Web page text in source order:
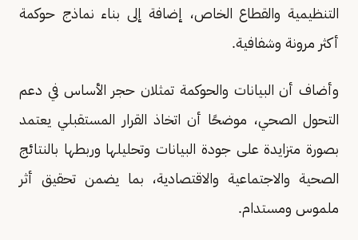
التنظيمية والقطاع الخاص، إضافة إلى بناء نماذج حوكمة
أكثر مرونة وشفافية.
وأضاف أن البيانات والحوكمة تمثلان حجر الأساس في دعم
التحول الصحي، موضحًا أن اتخاذ القرار المستقبلي يعتمد
بصورة متزايدة على جودة البيانات وتحليلها وربطها بالنتائج
الصحية والاجتماعية والاقتصادية، بما يضمن تحقيق أثر
ملموس ومستدام.